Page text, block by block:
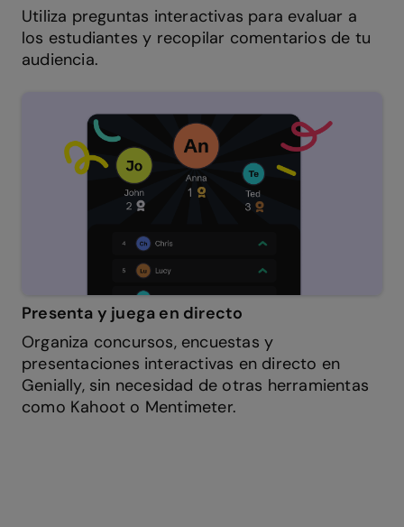
Utiliza preguntas interactivas para evaluar a
los estudiantes y recopilar comentarios de tu
audiencia.
Presenta y juega en directo
Organiza concursos, encuestas y
presentaciones interactivas en directo en
Genially, sin necesidad de otras herramientas
como Kahoot o Mentimeter.